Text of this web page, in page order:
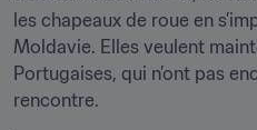
les chapeaux de roue en
Moldavie. Elles veulent
Portugaises, qui n’ont pas
rencontre.